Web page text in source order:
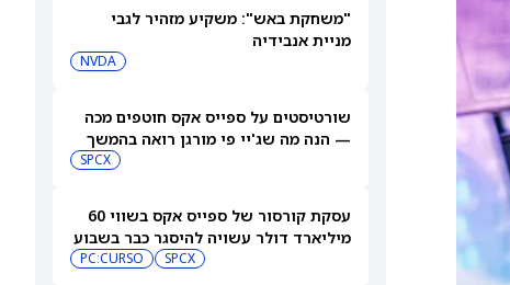
"משחקת באש": משקיע מזהיר לגבי
מניית אנבידיה
NVDA
שורטיסטים על ספייס אקס חוטפים מכה
— הנה מה שג'יי פי מורגן רואה בהמשך
SPCX
עסקת קורסור של ספייס אקס בשווי 60
מיליארד דולר עשויה להיסגר כבר בשבוע
SPCX
PC:CURSO